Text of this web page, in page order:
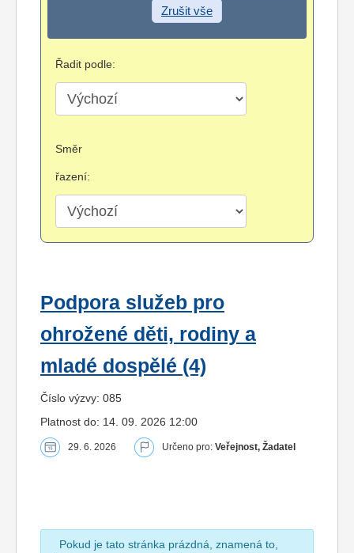
Zrušit vše
Řadit podle:
Směr
řazení:
Podpora služeb pro
ohrožené děti, rodiny a
mladé dospělé (4)
Číslo výzvy: 085
Platnost do: 14. 09. 2026 12:00
29. 6. 2026 Určeno pro: Veřejnost, Žadatel
Pokud je tato stránka prázdná, znamená to,